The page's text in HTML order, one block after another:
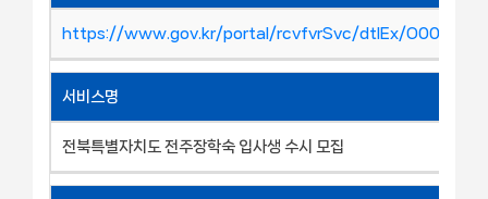
https://www.gov.kr/portal/rcvfvrSvc/dtlEx/
서비스명
전북특별자치도 전주장학숙 입사생 수시 모집